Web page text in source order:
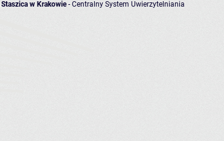
w Krakowie- Centralny System Uwierzytelniania